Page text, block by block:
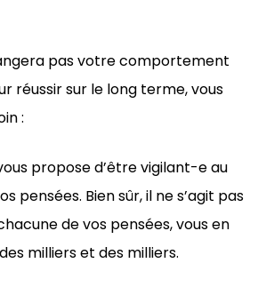
pas votre comportement
réussir sur le long terme, vous
:
propose d’être vigilant-e au
pensées. Bien sûr, il ne s’agit pas
de vos pensées, vous en
milliers et des milliers.